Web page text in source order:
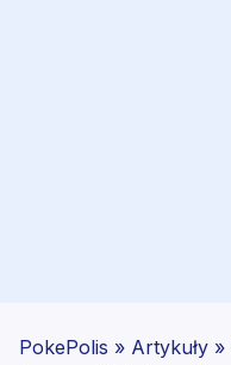
PokePolis » Artykuły »